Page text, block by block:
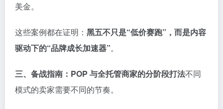
美金。
这些案例都在证明： 黑五不只是“低价赛跑”，而是内容
驱动下的“品牌成长加速器”。
三、备战指南：POP 与全托管商家的分阶段打法不同
模式的卖家需要不同的节奏。